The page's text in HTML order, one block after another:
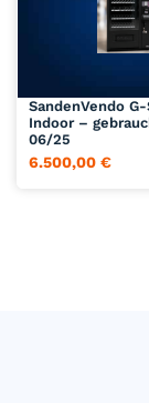
Indoor –
6.500,00€